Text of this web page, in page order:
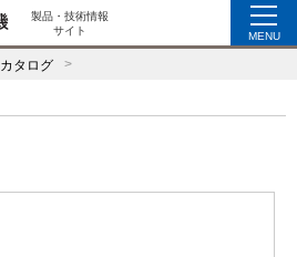
製品・技術情報
サイト
MENU
カタログ